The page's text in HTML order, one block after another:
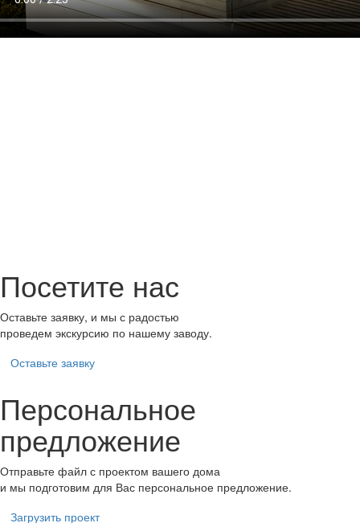
Посетите нас
Оставьте заявку, и мы с радостью
проведем экскурсию по нашему заводу.
Оставьте заявку
Персональное
предложение
Отправьте файл с проектом вашего дома
и мы подготовим для Вас персональное предложение.
Загрузить проект